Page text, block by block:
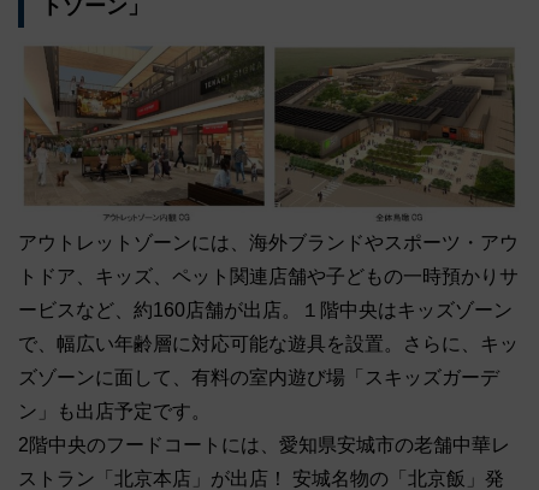
トゾーン」
アウトレットゾーンには、海外ブランドやスポーツ・アウ
トドア、キッズ、ペット関連店舗や子どもの一時預かりサ
ービスなど、約160店舗が出店。１階中央はキッズゾーン
で、幅広い年齢層に対応可能な遊具を設置。さらに、キッ
ズゾーンに面して、有料の室内遊び場「スキッズガーデ
ン」も出店予定です。
2階中央のフードコートには、愛知県安城市の老舗中華レ
ストラン「北京本店」が出店！ 安城名物の「北京飯」発